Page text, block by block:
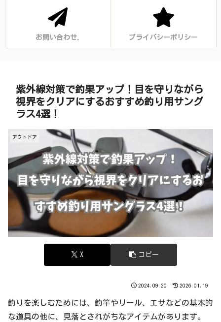
お問い合わせ. プライバシーポリシー
紫外線対策で釣果アップ！目を守りながら
視界をクリアにするおすすめ釣り用サング
ラス4選！
アウトドア
X コピー
2024.09.20 2026.01.19
釣りを楽しむためには、釣竿やリール、エサなどの基本的
な道具の他に、見落とされがちなアイテムがあります。